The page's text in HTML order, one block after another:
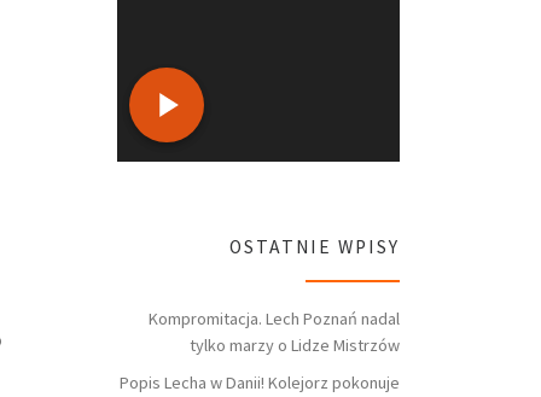
OSTATNIE WPISY
Kompromitacja. Lech Poznań nadal
tylko marzy o Lidze Mistrzów
Popis Lecha w Danii! Kolejorz pokonuje